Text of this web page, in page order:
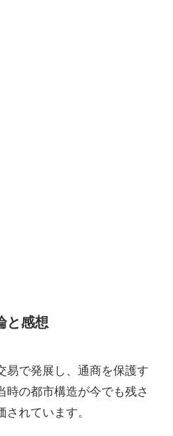
と感想
易で発展し、通商を保護す
時の都市構造が今でも残さ
れています。